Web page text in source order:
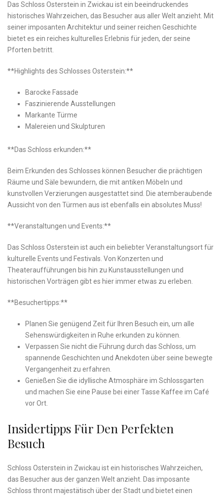
Das⁣ Schloss Osterstein ​in Zwickau ist ⁢ein beeindruckendes
historisches⁢ Wahrzeichen, das Besucher aus aller⁣ Welt anzieht.‌ Mit
​seiner imposanten Architektur‍ und ⁤seiner reichen Geschichte
bietet es ein​ reiches kulturelles Erlebnis für⁤ jeden,​ der seine
Pforten betritt.
**Highlights des ‍Schlosses⁤ Osterstein:**
Barocke​ Fassade
Faszinierende‍ Ausstellungen
Markante Türme
Malereien und Skulpturen
**Das Schloss erkunden:**
Beim ⁣Erkunden ⁢des ⁤Schlosses‍ können Besucher die prächtigen​
Räume⁣ und Säle⁢ bewundern, die mit antiken Möbeln​ und⁤
kunstvollen Verzierungen ausgestattet​ sind. Die⁢ atemberaubende
Aussicht von den⁤ Türmen aus ⁤ist ebenfalls ein absolutes Muss!
**Veranstaltungen und Events:**
Das Schloss Osterstein ist auch ein beliebter Veranstaltungsort für
kulturelle Events und Festivals. Von Konzerten ‌und‌
Theateraufführungen bis hin zu Kunstausstellungen und
historischen Vorträgen gibt es hier immer⁢ etwas zu erleben.
**Besuchertipps:**
Planen Sie genügend ⁤Zeit für Ihren‌ Besuch‍ ein, um alle
Sehenswürdigkeiten in⁤ Ruhe erkunden zu ⁣können.
Verpassen ⁤Sie nicht ⁣die Führung⁢ durch das ‍Schloss, um⁢
spannende Geschichten und‌ Anekdoten über seine bewegte
Vergangenheit ⁣zu erfahren.
Genießen Sie die idyllische Atmosphäre im Schlossgarten
und machen‌ Sie eine Pause bei ‍einer Tasse Kaffee im‍ Café
⁤vor Ort.
Insidertipps Für Den Perfekten
Besuch
Schloss ​Osterstein in ⁣Zwickau ist ein ⁢historisches Wahrzeichen,
das Besucher aus‌ der ganzen ⁢Welt anzieht. ​Das imposante
Schloss‍ thront majestätisch über der ​Stadt und bietet einen